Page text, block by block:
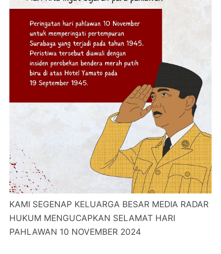
KAMI SEGENAP KELUARGA BESAR MEDIA RADAR
HUKUM MENGUCAPKAN SELAMAT HARI
PAHLAWAN 10 NOVEMBER 2024